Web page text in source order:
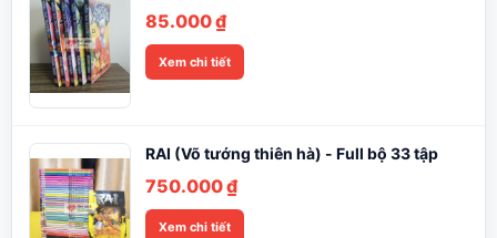
85.000₫
Xem chi tiết
RAI (Võ tướng thiên hà) - Full bộ 33 tập
750.000₫
Xem chi tiết